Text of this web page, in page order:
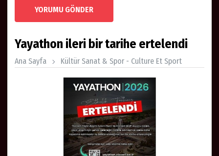
YORUMU GÖNDER
Yayathon ileri bir tarihe ertelendi
Ana Sayfa Kültür Sanat & Spor - Culture Et Sport